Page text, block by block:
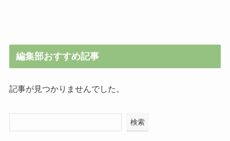
編集部おすすめ記事
記事が見つかりませんでした。
検索